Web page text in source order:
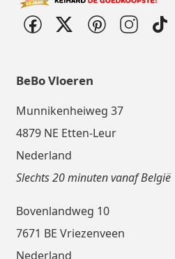
BeBo Vloeren
Munnikenheiweg 37
4879 NE Etten-Leur
Nederland
Slechts 20 minuten vanaf België
Bovenlandweg 10
7671 BE Vriezenveen
Nederland